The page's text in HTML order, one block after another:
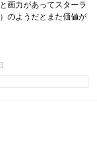
画力があってスターラ
のようだとまた価値が